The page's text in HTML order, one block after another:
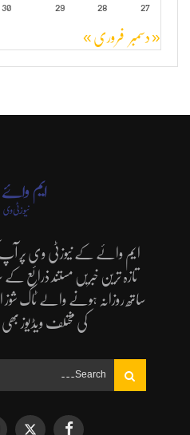
27
28
29
30
« دسمبر فروری »
ایم وائے کے نیوزٹی وی پر آپ
تازہ ترین خبریں مستند ذرائع
ساتھ روزانہ ہونے والے ٹاک
کی مختلف ویڈیوز